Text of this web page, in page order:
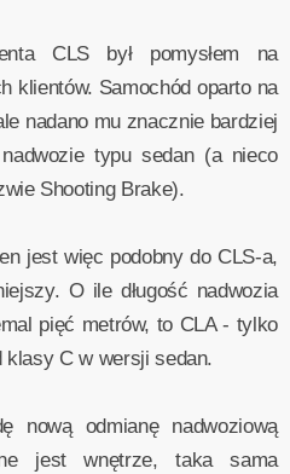
CLS był pomysłem na
klientów. Samochód oparto na
nadano mu znacznie bardziej
typu sedan (a nieco
Shooting Brake).
jest więc podobny do CLS-a,
O ile długość nadwozia
pięć metrów, to CLA - tylko
klasy C w wersji sedan.
nową odmianę nadwoziową
jest wnętrze, taka sama